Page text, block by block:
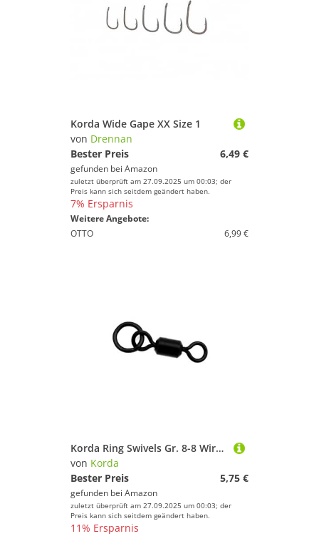
Korda Wide Gape XX Size 1
von Drennan
Bester Preis
6,49 €
gefunden bei Amazon
zuletzt überprüft am 27.09.2025 um 00:03; der
Preis kann sich seitdem geändert haben.
7% Ersparnis
Weitere Angebote:
OTTO
6,99 €
Korda Ring Swivels Gr. 8-8 Wirbel Für Karpfenmontagen, Karpfenrigs & Karpfenvorfächer, Karpfenwirbel, Angelwirbel
von Korda
Bester Preis
5,75 €
gefunden bei Amazon
zuletzt überprüft am 27.09.2025 um 00:03; der
Preis kann sich seitdem geändert haben.
11% Ersparnis